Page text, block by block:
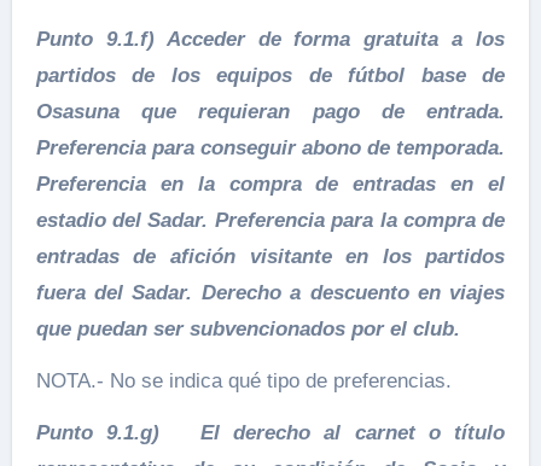
Punto 9.1.f) Acceder de forma gratuita a los
partidos de los equipos de fútbol base de
Osasuna que requieran pago de entrada.
Preferencia para conseguir abono de temporada.
Preferencia en la compra de entradas en el
estadio del Sadar. Preferencia para la compra de
entradas de afición visitante en los partidos
fuera del Sadar. Derecho a descuento en viajes
que puedan ser subvencionados por el club.
NOTA.- No se indica qué tipo de preferencias.
Punto 9.1.g) El derecho al carnet o título